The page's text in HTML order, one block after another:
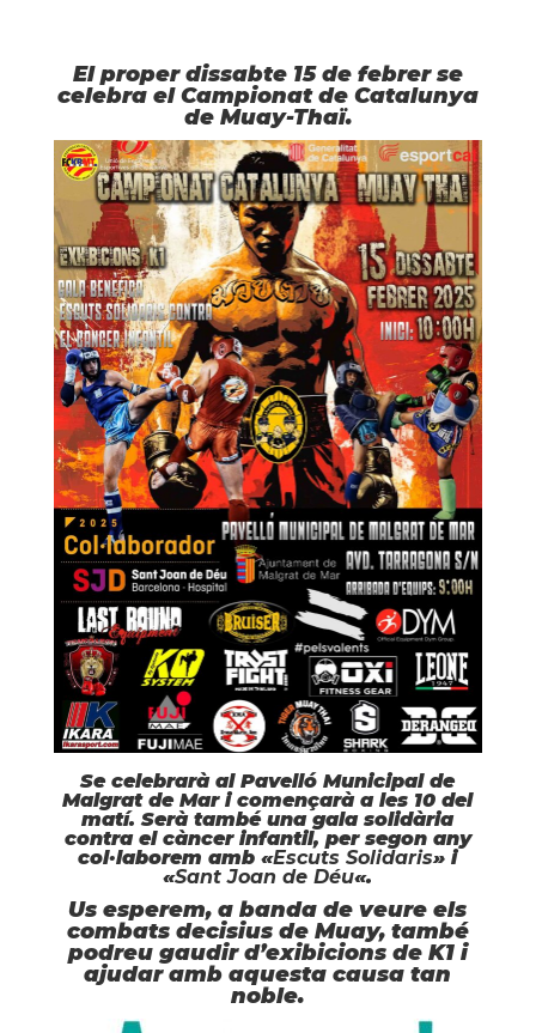
El proper dissabte 15 de febrer se
celebra el Campionat de Catalunya
de Muay-Thaï.
Se celebrarà al Pavelló Municipal de
Malgrat de Mar i començarà a les 10 del
matí. Serà també una gala solidària
contra el càncer infantil, per segon any
col·laborem amb «Escuts Solidaris» i
«Sant Joan de Déu«.
Us esperem, a banda de veure els
combats decisius de Muay, també
podreu gaudir d’exibicions de K1 i
ajudar amb aquesta causa tan
noble.